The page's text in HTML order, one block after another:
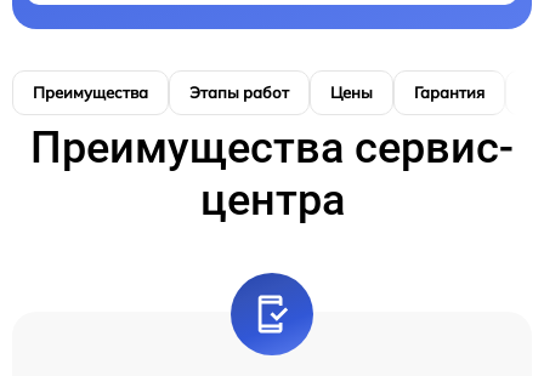
Преимущества Этапы работ Цены Гарантия
Преимущества сервис-
центра